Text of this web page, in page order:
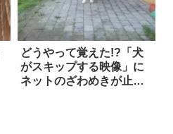
どうやって覚えた!?「犬
がスキップする映像」に
ネットのざわめきが止ま